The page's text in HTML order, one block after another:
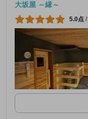
大坂屋 ～縁～
5.0点 /